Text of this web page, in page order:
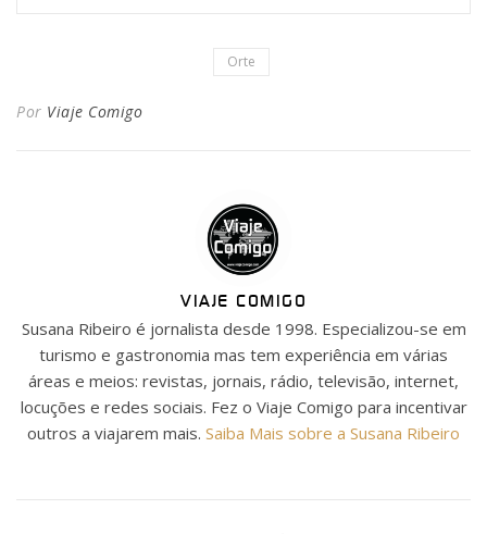
Orte
Por Viaje Comigo
VIAJE COMIGO
Susana Ribeiro é jornalista desde 1998. Especializou-se em
turismo e gastronomia mas tem experiência em várias
áreas e meios: revistas, jornais, rádio, televisão, internet,
locuções e redes sociais. Fez o Viaje Comigo para incentivar
outros a viajarem mais. Saiba Mais sobre a Susana Ribeiro